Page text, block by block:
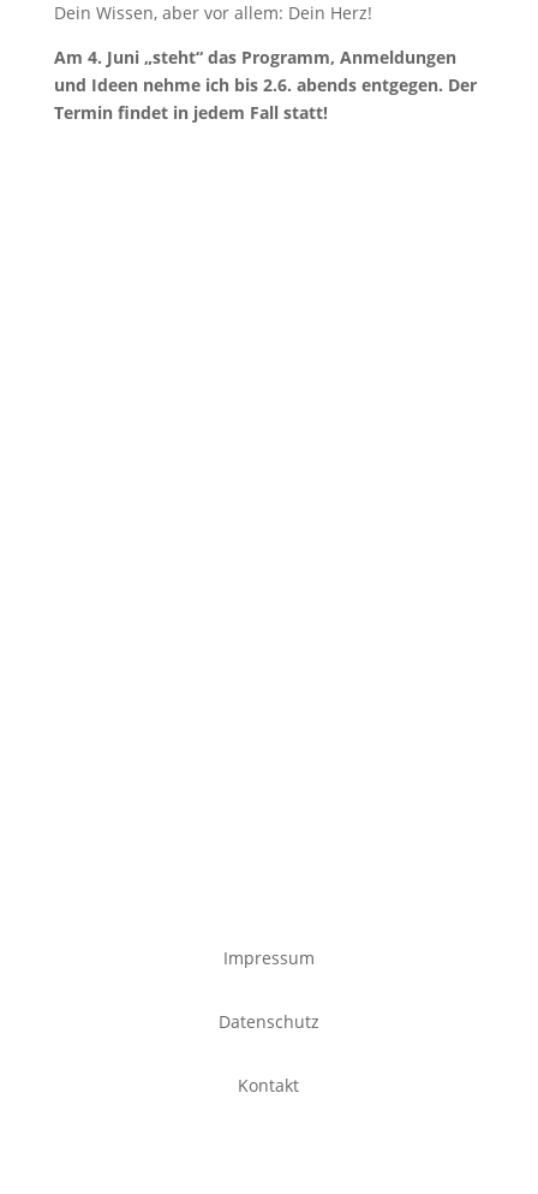
Dein Wissen, aber vor allem: Dein Herz!
Am 4. Juni „steht“ das Programm, Anmeldungen
und Ideen nehme ich bis 2.6. abends entgegen. Der
Termin findet in jedem Fall statt!
Impressum
Datenschutz
Kontakt